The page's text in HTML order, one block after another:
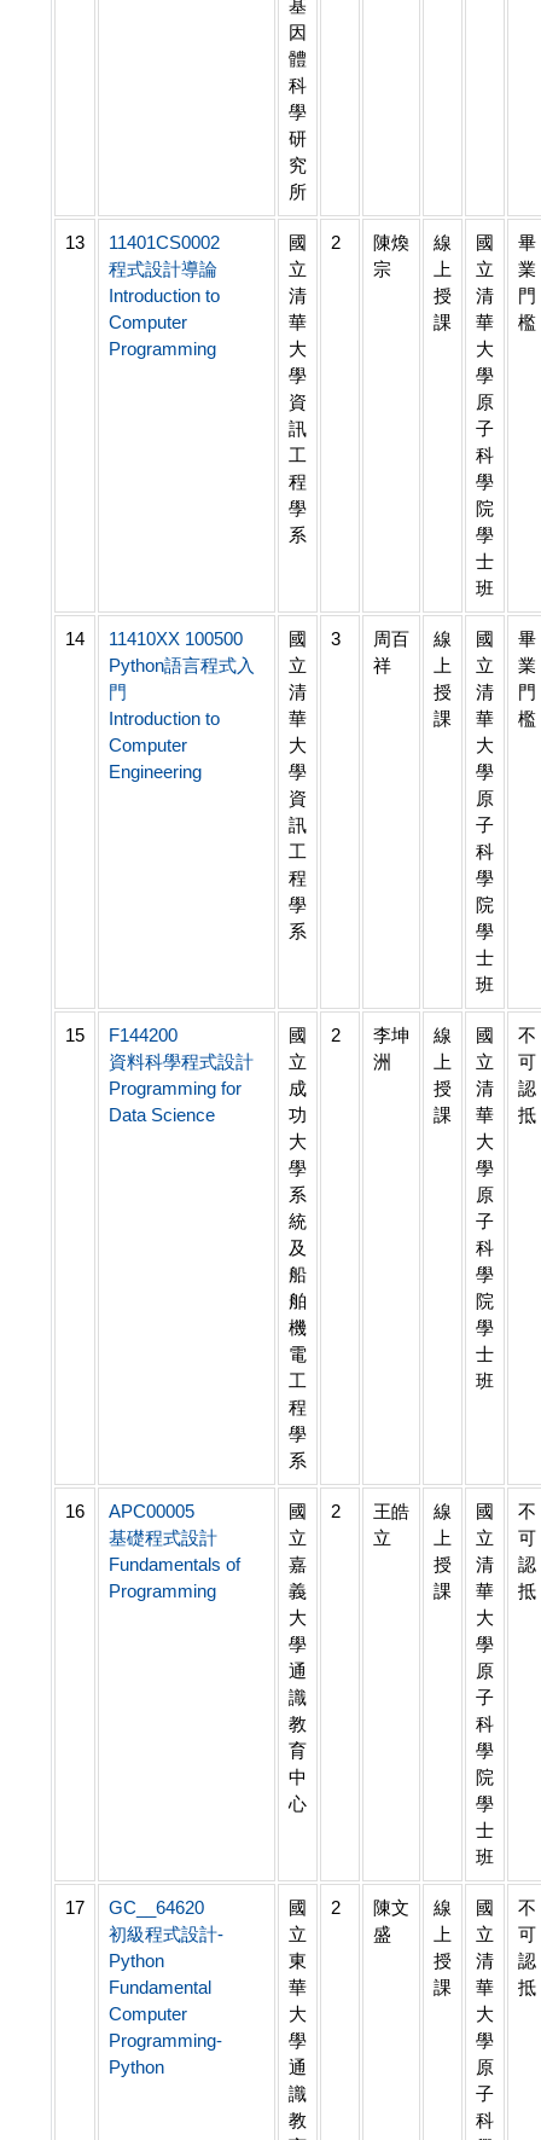
基
因
體
科
學
研
究
所
13
11401CS0002
程式設計導論
Introduction to
Computer
Programming
國
立
清
華
大
學
資
訊
工
程
學
系
2
陳煥
宗
線
上
授
課
國
立
清
華
大
學
原
子
科
學
院
學
士
班
畢
業
門
檻
14
11410XX 100500
Python語言程式入
門
Introduction to
Computer
Engineering
國
立
清
華
大
學
資
訊
工
程
學
系
3
周百
祥
線
上
授
課
國
立
清
華
大
學
原
子
科
學
院
學
士
班
畢
業
門
檻
15
F144200
資料科學程式設計
Programming for
Data Science
國
立
成
功
大
學
系
統
及
船
舶
機
電
工
程
學
系
2
李坤
洲
線
上
授
課
國
立
清
華
大
學
原
子
科
學
院
學
士
班
不
可
認
抵
16
APC00005
基礎程式設計
Fundamentals of
Programming
國
立
嘉
義
大
學
通
識
教
育
中
心
2
王皓
立
線
上
授
課
國
立
清
華
大
學
原
子
科
學
院
學
士
班
不
可
認
抵
17
GC__64620
初級程式設計-
Python
Fundamental
Computer
Programming-
Python
國
立
東
華
大
學
通
識
教
2
陳文
盛
線
上
授
課
國
立
清
華
大
學
原
子
科
不
可
認
抵